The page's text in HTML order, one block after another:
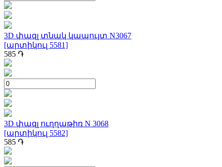
3D փազլ տնակ կապույտ N3067
[արտիկուլ 5581]
585 ֏
3D փազլ ուղղաթիռ N 3068
[արտիկուլ 5582]
585 ֏